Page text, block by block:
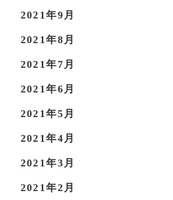
2021年9月
2021年8月
2021年7月
2021年6月
2021年5月
2021年4月
2021年3月
2021年2月